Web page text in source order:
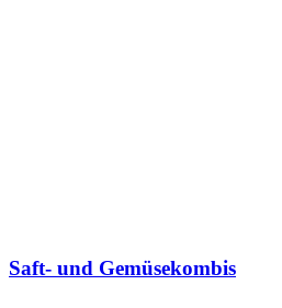
Saft- und Gemüsekombis